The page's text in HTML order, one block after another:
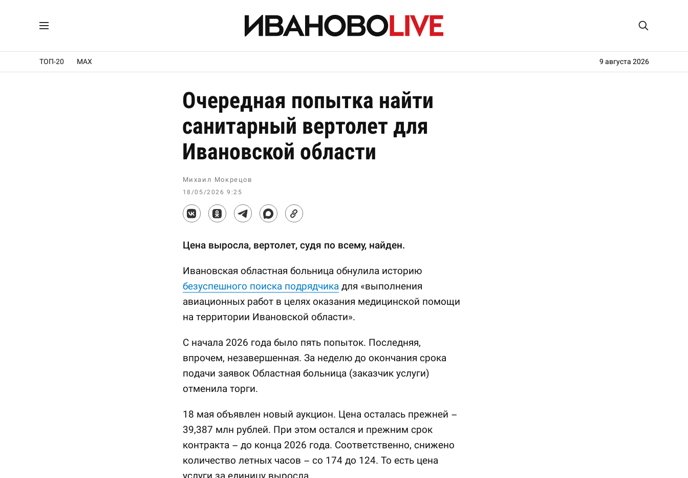
ТОП-20 MAX 9 августа 2026
Очередная попытка найти
санитарный вертолет для
Ивановской области
Михаил Мокрецов
18/05/2026 9:25
Цена выросла, вертолет, судя по всему, найден.
Ивановская областная больница обнулила историю
безуспешного поиска подрядчикадля «выполнения
авиационных работ в целях оказания медицинской помощи
на территории Ивановской области».
С начала 2026 года было пять попыток. Последняя,
впрочем, незавершенная. За неделю до окончания срока
подачи заявок Областная больница (заказчик услуги)
отменила торги.
18 мая объявлен новый аукцион. Цена осталась прежней –
39,387 млн рублей. При этом остался и прежним срок
контракта – до конца 2026 года. Соответственно, снижено
количество летных часов – со 174 до 124. То есть цена